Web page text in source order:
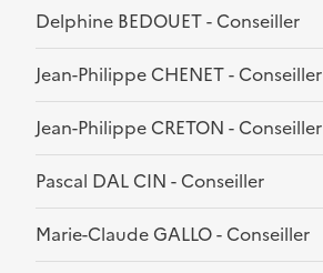
Delphine BEDOUET - Conseiller
Jean-Philippe CHENET - Conseiller
Jean-Philippe CRETON - Conseiller
Pascal DAL CIN - Conseiller
Marie-Claude GALLO - Conseiller